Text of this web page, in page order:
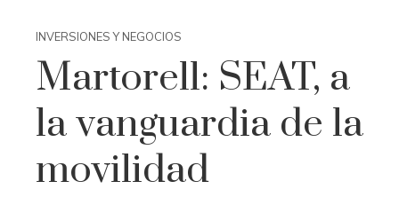
INVERSIONES Y NEGOCIOS
Martorell: SEAT, a
la vanguardia de la
movilidad